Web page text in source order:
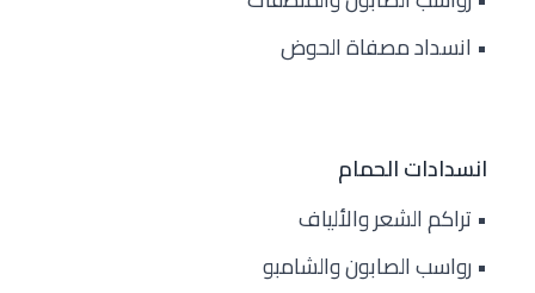
• انسداد مصفاة الحوض
انسدادات الحمام
• تراكم الشعر والألياف
• رواسب الصابون والشامبو